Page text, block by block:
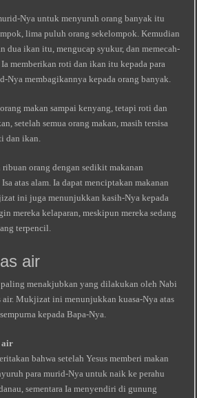
Nya untuk menyuruh orang banyak itu
lima puluh orang sekelompok. Kemudian
dua ikan itu, mengucap syukur, dan memecah-
memberikan roti dan ikan itu kepada para
Nya membagikannya kepada orang banyak.
makan sampai kenyang, tetapi roti dan
setelah semua orang makan, masih tersisa
dan ikan.
orang dengan sedikit makanan
atas alam. Ia dapat menciptakan makanan
ini juga menunjukkan kasih-Nya kepada
mereka kelaparan, meskipun mereka sedang
terpencil.
air
menakjubkan yang dilakukan oleh Nabi
air. Mukjizat ini menunjukkan kuasa-Nya atas
kepada Bapa-Nya.
air
bahwa setelah Yesus memberi makan
para murid-Nya untuk naik ke perahu
sementara Ia menyendiri di gunung